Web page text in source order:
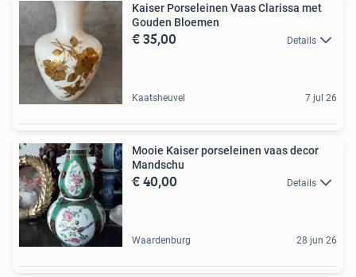
Kaiser Porseleinen Vaas Clarissa met
Gouden Bloemen
€ 35,00 Details
Kaatsheuvel 7 jul 26
Mooie Kaiser porseleinen vaas decor
Mandschu
€ 40,00 Details
Waardenburg 28 jun 26